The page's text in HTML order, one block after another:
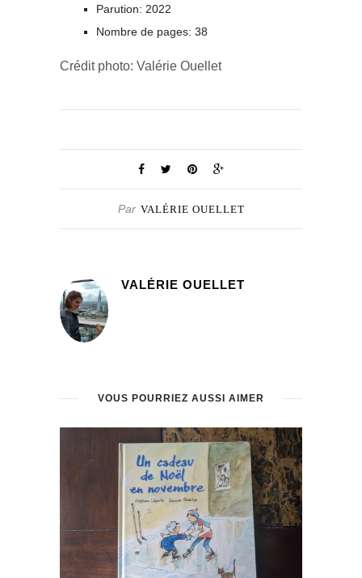
Parution: 2022
Nombre de pages: 38
Crédit photo: Valérie Ouellet
Par VALÉRIE OUELLET
VALÉRIE OUELLET
VOUS POURRIEZ AUSSI AIMER